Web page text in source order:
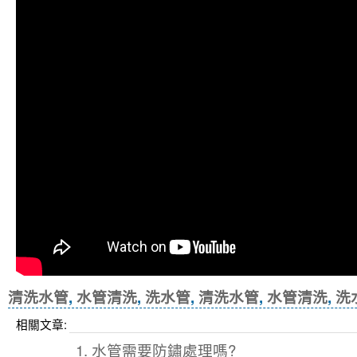
清洗水管, 水管清洗, 洗水管, 清洗水管, 水管清洗, 洗
相關文章:
1. 水管需要防鏽處理嗎?